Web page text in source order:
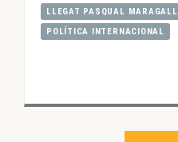
LLEGAT PASQUAL MARAGALL
POLÍTICA INTERNACIONAL